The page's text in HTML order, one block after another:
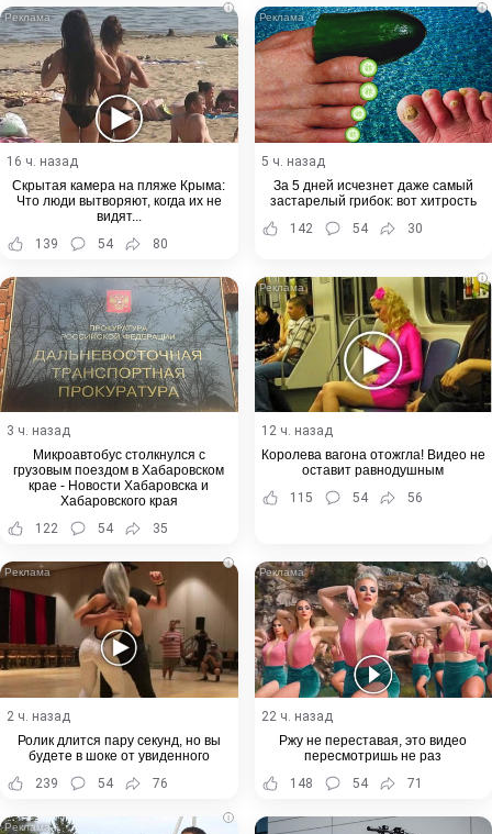
i
16 ч. назад
Скрытая камера на пляже Крыма:
Что люди вытворяют, когда их не
видят...
139
54 80
i
5 ч. назад
За 5 дней исчезнет даже самый
застарелый грибок: вот хитрость
142
54 30
3 ч. назад
Микроавтобус столкнулся с
грузовым поездом в Хабаровском
крае - Новости Хабаровска и
Хабаровского края
122
54 35
i
12 ч. назад
Королева вагона отожгла! Видео не
оставит равнодушным
115
54 56
i
2 ч. назад
Ролик длится пару секунд, но вы
будете в шоке от увиденного
239
54 76
i
22 ч. назад
Ржу не переставая, это видео
пересмотришь не раз
148
54 71
i